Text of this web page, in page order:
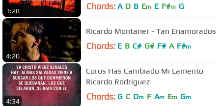
3:28 Chords: A D B Em E F#m G
4:20
Ricardo Montaner - Tan Enamorados
Chords: E B C# G# F# A F#m
4:34
Coros Has Cambiado Mi Lamento
Ricardo Rodriguez
Chords: G C Dm F Am Em Gm